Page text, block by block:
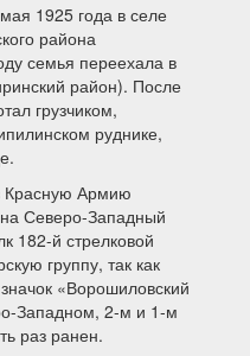
1925 года в селе
района
семья переехала в
район). После
грузчиком,
руднике,
Красную Армию
Северо-Западный
182-й стрелковой
группу, так как
«Ворошиловский
Западном, 2-м и 1-м
раз ранен.